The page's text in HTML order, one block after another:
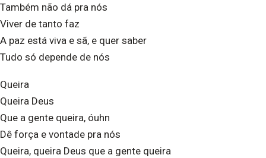
Também não dá pra nós
Viver de tanto faz
A paz está viva e sã, e quer saber
Tudo só depende de nós
Queira
Queira Deus
Que a gente queira, óuhn
Dê força e vontade pra nós
Queira, queira Deus que a gente queira